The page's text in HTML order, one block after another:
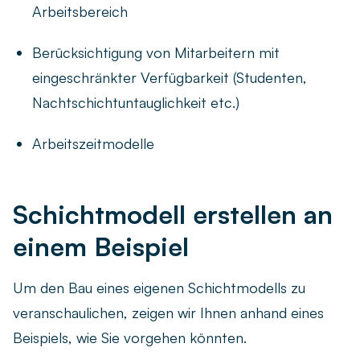
Arbeitsbereich
Berücksichtigung von Mitarbeitern mit
eingeschränkter Verfügbarkeit (Studenten,
Nachtschichtuntauglichkeit etc.)
Arbeitszeitmodelle
Schichtmodell erstellen an
einem Beispiel
Um den Bau eines eigenen Schichtmodells zu
veranschaulichen, zeigen wir Ihnen anhand eines
Beispiels, wie Sie vorgehen könnten.